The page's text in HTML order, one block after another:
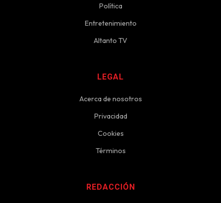
Política
Entretenimiento
Altanto TV
LEGAL
Acerca de nosotros
Privacidad
Cookies
Términos
REDACCIÓN